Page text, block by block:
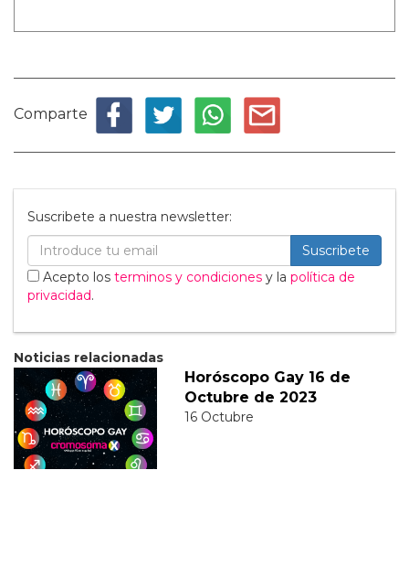
Comparte
Suscribete a nuestra newsletter:
Suscribete
Acepto los terminos y condiciones y la política de
privacidad.
Noticias relacionadas
Horóscopo Gay 16 de
Octubre de 2023
16 Octubre